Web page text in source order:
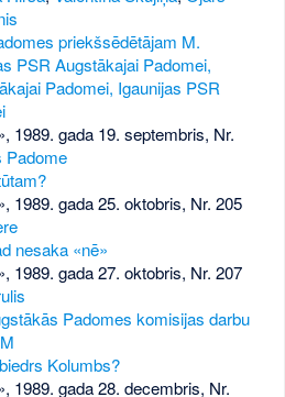
priekšsēdētājam M.
PSR Augstākajai Padomei,
Padomei, Igaunijas PSR
1989. gada 19. septembris, Nr.
Padome
1989. gada 25. oktobris, Nr. 205
nesaka «nē»
1989. gada 27. oktobris, Nr. 207
Padomes komisijas darbu
Kolumbs?
1989. gada 28. decembris, Nr.